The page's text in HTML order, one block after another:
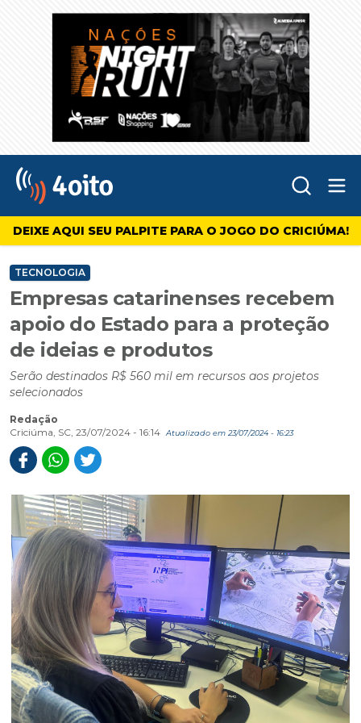
4oito
DEIXE AQUI SEU PALPITE PARA O JOGO DO CRICIÚMA!
TECNOLOGIA
Empresas catarinenses recebem
apoio do Estado para a proteção
de ideias e produtos
Serão destinados R$ 560 mil em recursos aos projetos
selecionados
Redação
Criciúma, SC, 23/07/2024 - 16:14
Atualizado em 23/07/2024 - 16:23